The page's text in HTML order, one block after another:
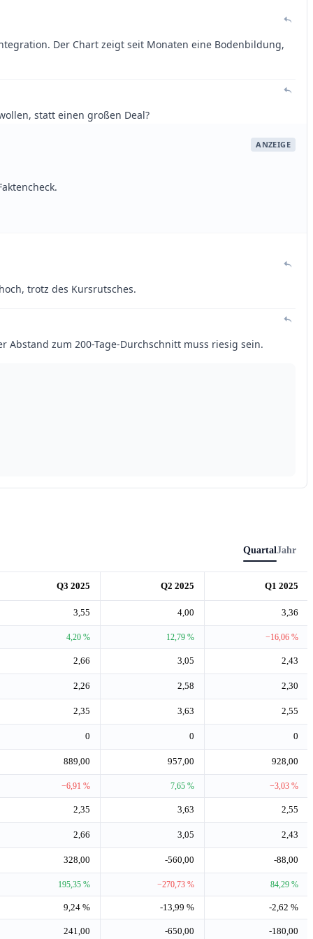
QuartalJahr
Q3 2025 Q2 2025 Q1 2025
3,55 4,00 3,36
4,20 % 12,79 % −16,06 %
2,66 3,05 2,43
2,26 2,58 2,30
2,35 3,63 2,55
0 0 0
889,00 957,00 928,00
−6,91 % 7,65 % −3,03 %
2,35 3,63 2,55
2,66 3,05 2,43
328,00 -560,00 -88,00
195,35 % −270,73 % 84,29 %
9,24 % -13,99 % -2,62 %
241,00 -650,00 -180,00